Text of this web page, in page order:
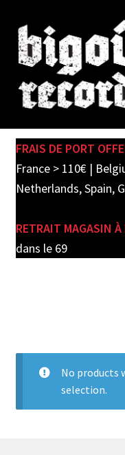
Skip
to
navigation
Skip
to
content
SHOP
PRE-ORDERS
FRAIS DE PORT
France > 110€ |
Netherlands, Spain,
RETRAIT MAGASIN À
dans le 69
No products
selection.